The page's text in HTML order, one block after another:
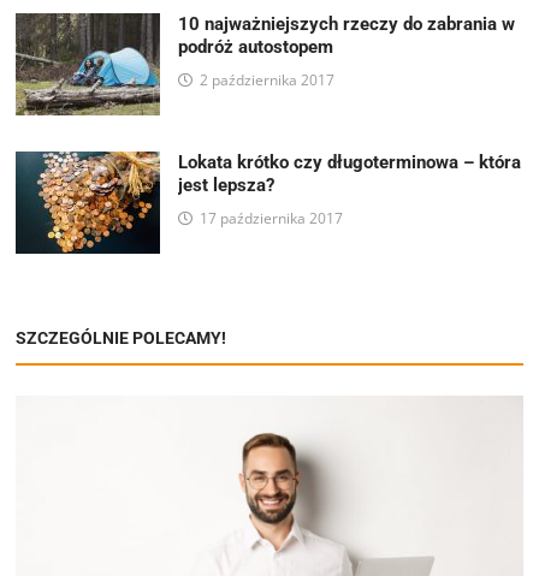
10 najważniejszych rzeczy do zabrania w
podróż autostopem
2 października 2017
Lokata krótko czy długoterminowa – która
jest lepsza?
17 października 2017
SZCZEGÓLNIE POLECAMY!